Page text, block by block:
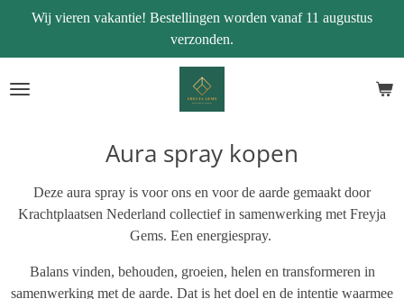
naar
de
Wij vieren vakantie! Bestellingen worden vanaf 11 augustus
verzonden.
Aura spray kopen
Deze aura spray is voor ons en voor de aarde gemaakt door
Krachtplaatsen Nederland collectief in samenwerking met Freyja
Gems. Een energiespray.
Balans vinden, behouden, groeien, helen en transformeren in
samenwerking met de aarde. Dat is het doel en de intentie waarmee